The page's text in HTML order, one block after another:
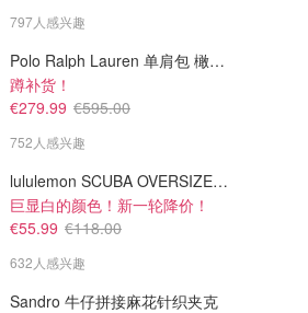
The ordinary 30%果酸精华 30ml
€111.51 €203.00
Guerlain 双效修护精华 50ml
几乎也是半价！
Parfumdreams
797人感兴趣
Polo Ralph Lauren 单肩包 橄榄绿金色
蹲补货！
€279.99 €595.00
752人感兴趣
lululemon SCUBA OVERSIZED 半拉链卫衣 紫红色
巨显白的颜色！新一轮降价！
€55.99 €118.00
632人感兴趣
Sandro 牛仔拼接麻花针织夹克